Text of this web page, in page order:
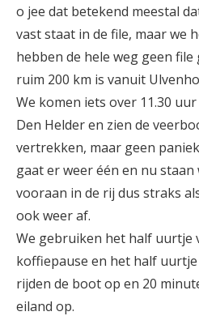
o jee dat betekend meestal
vast staat in de file, maar we
hebben de hele weg geen
ruim 200 km is vanuit
We komen iets over 11.30
Den Helder en zien de
vertrekken, maar geen
gaat er weer één en nu staan
vooraan in de rij dus straks
ook weer af.
We gebruiken het half uurtje
koffiepause en het half
rijden de boot op en 20
eiland op.